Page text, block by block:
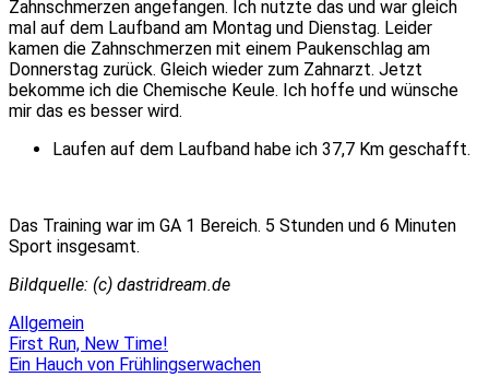
Zahnschmerzen angefangen. Ich nutzte das und war gleich
mal auf dem Laufband am Montag und Dienstag. Leider
kamen die Zahnschmerzen mit einem Paukenschlag am
Donnerstag zurück. Gleich wieder zum Zahnarzt. Jetzt
bekomme ich die Chemische Keule. Ich hoffe und wünsche
mir das es besser wird.
Laufen auf dem Laufband habe ich 37,7 Km geschafft.
Das Training war im GA 1 Bereich. 5 Stunden und 6 Minuten
Sport insgesamt.
Bildquelle: (c) dastridream.de
Allgemein
Beitragsnavigation
First Run, New Time!
Ein Hauch von Frühlingserwachen